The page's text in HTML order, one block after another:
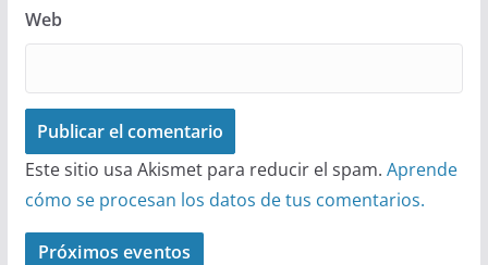
Web
Este sitio usa Akismet para reducir el spam. Aprende
cómo se procesan los datos de tus comentarios.
Próximos eventos